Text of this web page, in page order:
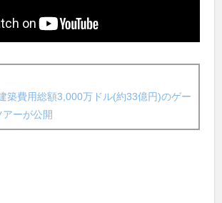
築費用総額3,000万ドル(約33億円)のゲー
アーが公開